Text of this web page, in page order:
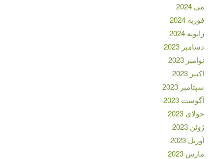
می 2024
فوریه 2024
ژانویه 2024
دسامبر 2023
نوامبر 2023
اکتبر 2023
سپتامبر 2023
آگوست 2023
جولای 2023
ژوئن 2023
آوریل 2023
مارس 2023